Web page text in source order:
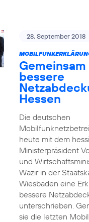
28. September 2018
bessere
Hessen
Die deutschen
heute mit dem
Ministerpräsident
und
Wazir in der
Wiesbaden eine
bessere
unterschrieben.
sie die letzten